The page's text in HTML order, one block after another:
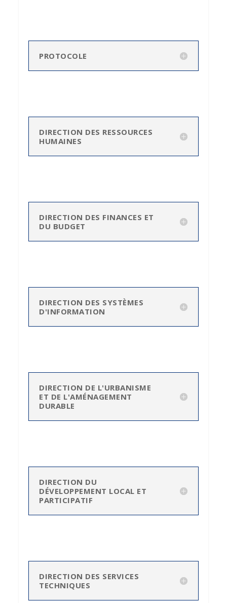
PROTOCOLE
DIRECTION DES RESSOURCES
HUMAINES
DIRECTION DES FINANCES ET
DU BUDGET
DIRECTION DES SYSTÈMES
D'INFORMATION
DIRECTION DE L'URBANISME
ET DE L'AMÉNAGEMENT
DURABLE
DIRECTION DU
DÉVELOPPEMENT LOCAL ET
PARTICIPATIF
DIRECTION DES SERVICES
TECHNIQUES